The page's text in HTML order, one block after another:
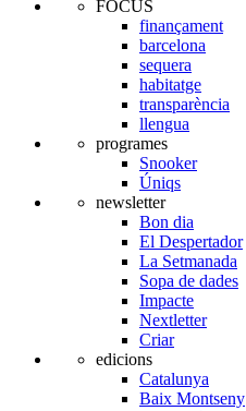
FOCUS
finançament
barcelona
sequera
habitatge
transparència
llengua
programes
Snooker
Úniqs
newsletter
Bon dia
El Despertador
La Setmanada
Sopa de dades
Impacte
Nextletter
Criar
edicions
Catalunya
Baix Montseny